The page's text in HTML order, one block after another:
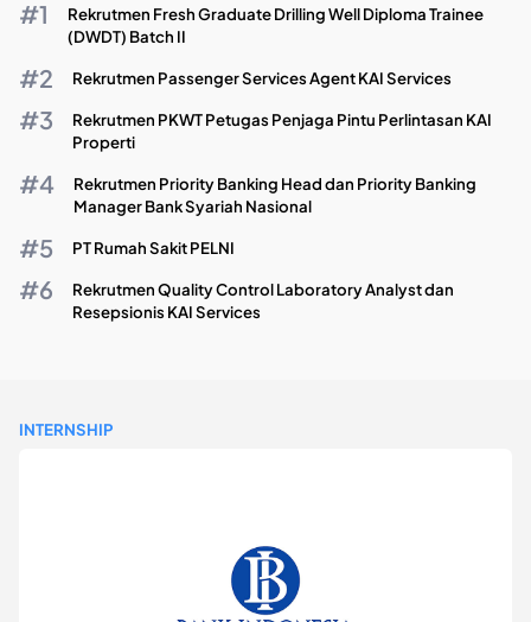
Rekrutmen Fresh Graduate Drilling Well Diploma Trainee
(DWDT) Batch II
Rekrutmen Passenger Services Agent KAI Services
Rekrutmen PKWT Petugas Penjaga Pintu Perlintasan KAI
Properti
Rekrutmen Priority Banking Head dan Priority Banking
Manager Bank Syariah Nasional
PT Rumah Sakit PELNI
Rekrutmen Quality Control Laboratory Analyst dan
Resepsionis KAI Services
INTERNSHIP